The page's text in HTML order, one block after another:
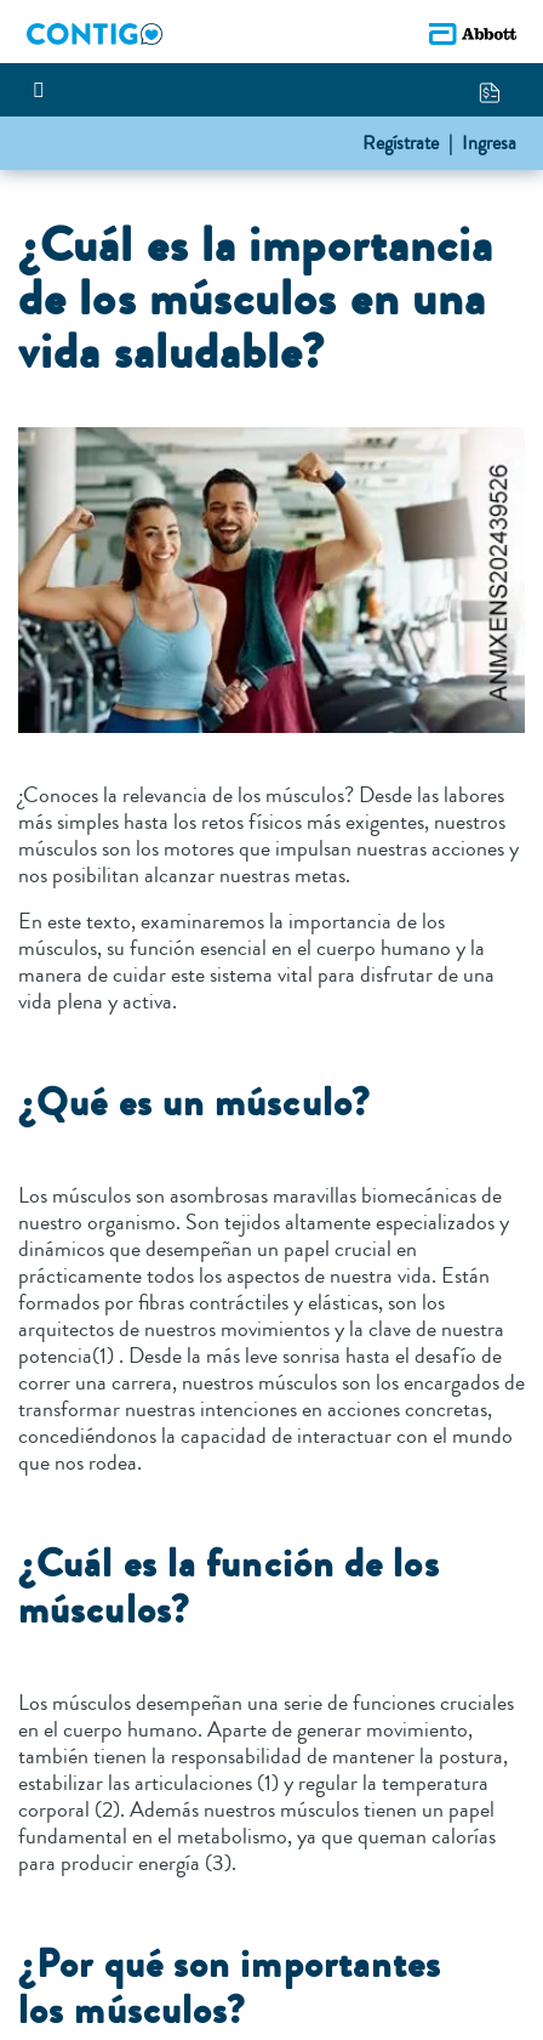
Regístrate | Ingresa
¿Cuál es la importancia
de los músculos en una
vida saludable?
¿Conoces la relevancia de los músculos? Desde las labores
más simples hasta los retos físicos más exigentes, nuestros
músculos son los motores que impulsan nuestras acciones y
nos posibilitan alcanzar nuestras metas.
En este texto, examinaremos la importancia de los
músculos, su función esencial en el cuerpo humano y la
manera de cuidar este sistema vital para disfrutar de una
vida plena y activa.
¿Qué es un músculo?
Los músculos son asombrosas maravillas biomecánicas de
nuestro organismo. Son tejidos altamente especializados y
dinámicos que desempeñan un papel crucial en
prácticamente todos los aspectos de nuestra vida. Están
formados por fibras contráctiles y elásticas, son los
arquitectos de nuestros movimientos y la clave de nuestra
potencia(1) . Desde la más leve sonrisa hasta el desafío de
correr una carrera, nuestros músculos son los encargados de
transformar nuestras intenciones en acciones concretas,
concediéndonos la capacidad de interactuar con el mundo
que nos rodea.
¿Cuál es la función de los
músculos?
Los músculos desempeñan una serie de funciones cruciales
en el cuerpo humano. Aparte de generar movimiento,
también tienen la responsabilidad de mantener la postura,
estabilizar las articulaciones (1) y regular la temperatura
corporal (2). Además nuestros músculos tienen un papel
fundamental en el metabolismo, ya que queman calorías
para producir energía (3).
¿Por qué son importantes
los músculos?